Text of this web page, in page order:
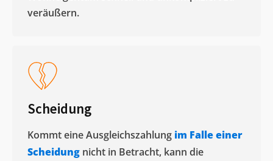
veräußern. ​
Scheidung
Kommt eine Ausgleichszahlung im Falle einer
Scheidung nicht in Betracht, kann die